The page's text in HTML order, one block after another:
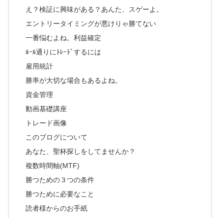
え？検証に興味がある？あんた、スゲーよ。
エントリータイミングが悪けりゃ勝てない
一番悩むよね。利益確定
ﾙｰﾙ通りにﾄﾚｰﾄﾞするには
雇用統計
勝率が大切な場合もあるよね。
資金管理
動画基礎講座
トレード画像
このブログについて
あなた、聖杯探しをしてませんか？
複数時間軸(MTF)
勝つための３つの条件
勝つために必要なこと
読者様からのお手紙